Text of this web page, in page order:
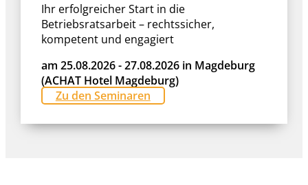
Ihr erfolgreicher Start in die
Betriebsratsarbeit – rechtssicher,
kompetent und engagiert
am 25.08.2026 - 27.08.2026 in Magdeburg
(ACHAT Hotel Magdeburg)
Zu den Seminaren